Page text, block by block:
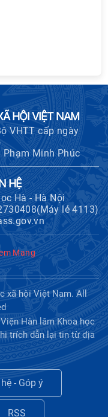
HỘI VIỆT NAM
VHTT cấp ngày
Phạm Minh Phúc
HỆ
Hà - Hà Nội
lẻ 4113)
xã hội Việt Nam. All
Hàn lâm Khoa học
trích dẫn lại tin từ địa
- Góp ý
RSS